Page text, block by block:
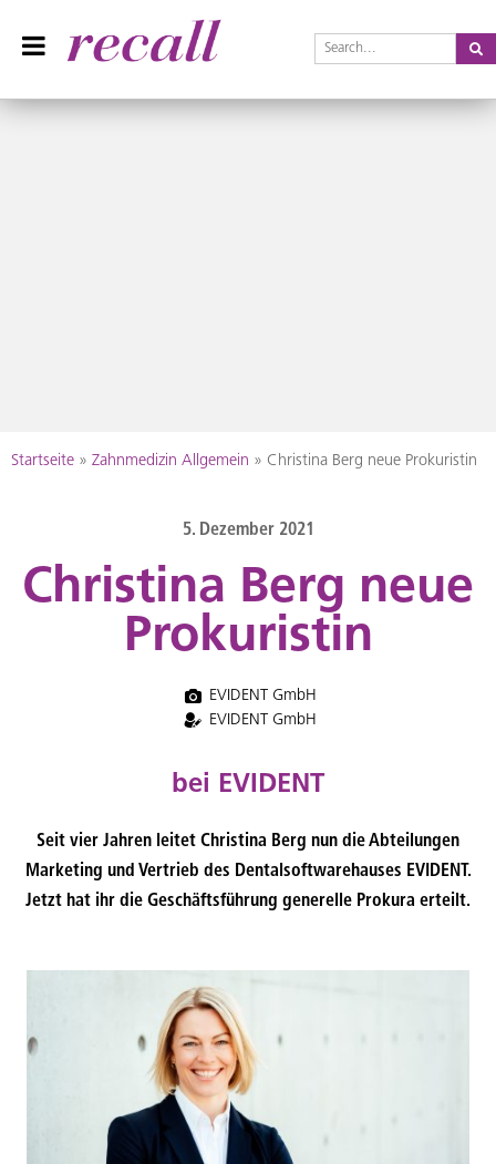
Recall Magazin
Das Praxisteam-Magazin
to
Startseite » Zahnmedizin Allgemein » Christina Berg neue Prokuristin
5. Dezember 2021
Christina Berg neue
Prokuristin
EVIDENT GmbH
EVIDENT GmbH
bei EVIDENT
Seit vier Jahren leitet Christina Berg nun die Abteilungen
Marketing und Vertrieb des Dentalsoftwarehauses EVIDENT.
Jetzt hat ihr die Geschäftsführung generelle Prokura erteilt.